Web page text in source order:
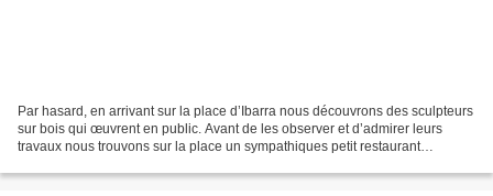
Par hasard, en arrivant sur la place d’Ibarra nous découvrons des sculpteurs
sur bois qui œuvrent en public. Avant de les observer et d’admirer leurs
travaux nous trouvons sur la place un sympathiques petit restaurant